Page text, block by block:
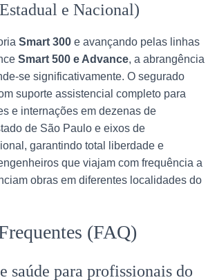
e Nacional)
Smart 300 e avançando pelas linhas
Smart 500 e Advance, a abrangência
se significativamente. O segurado
suporte assistencial completo para
e internações em dezenas de
de São Paulo e eixos de
garantindo total liberdade e
que viajam com frequência a
obras em diferentes localidades do
(FAQ)
saúde para profissionais do